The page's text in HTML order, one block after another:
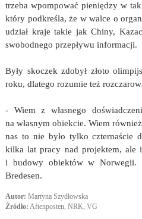
trzeba wpompować pieniędzy w
który podkreśla, że w walce o
udział kraje takie jak Chiny,
swobodnego przepływu informacji.
Były skoczek zdobył złoto
roku, dlatego rozumie też
- Wiem z własnego
na własnym obiekcie. Wiem
nas to nie było tylko czternaście
kilka lat pracy nad projektem,
i budowy obiektów w Norwegii.
Bredesen.
Autor: Martyna Szydłowska
Źródło: Aftenposten, NRK, VG